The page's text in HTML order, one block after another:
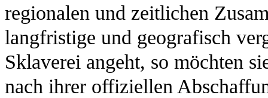
regionalen und zeitlichen
langfristige und geografisch
Sklaverei angeht, so möchten
nach ihrer offiziellen